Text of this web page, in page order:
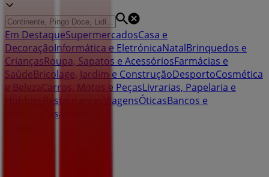
Em DestaqueSupermercadosCasa e
DecoraçãoInformática e EletrónicaNatalBrinquedos e
CriançasRoupa, Sapatos e AcessóriosFarmácias e
SaúdeBricolage, Jardim e ConstruçãoDesportoCosmética
e BelezaCarros, Motos e PeçasLivrarias, Papelaria e
Restaurantes ViagensÓticasBancos e
Casamentos